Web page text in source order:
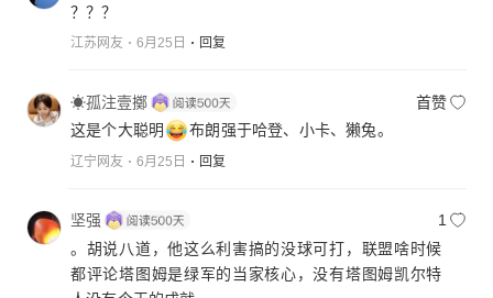
？？？
江苏网友 6月25日 回复
☀孤注壹擲
首赞
这是个大聪明
布朗强于哈登、小卡、獭兔。
辽宁网友 6月25日 回复
坚强
1
。胡说八道，他这么利害搞的没球可打，联盟啥时候
都评论塔图姆是绿军的当家核心，没有塔图姆凯尔特